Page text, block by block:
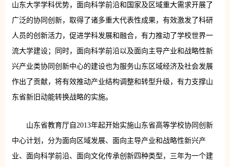
山东大学学科优势，面向科学前沿和国家及区域重大需求开展了
广泛的协同创新，取得了诸多重大代表性成果，有效激发了科研
人员的创新活力，促进学科发展和融合，有力推动了学校世界一
流大学建设；同时，面向科学前沿以及面向主导产业和战略性新
兴产业类协同创新中心的建设也为服务山东区域经济及社会发展
作出了贡献，将有效推动产业结构调整和转型升级，有力支撑山
东省新旧动能转换战略的实施。
山东省教育厅自2013年起开始实施山东省高等学校协同创新
中心计划，分为面向区域发展、面向主导产业和战略性新兴产
业、面向科学前沿、面向文化传承创新四种类型，三年为一个建